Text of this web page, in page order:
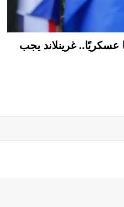
عسكريًا.. غرينلاند يجب